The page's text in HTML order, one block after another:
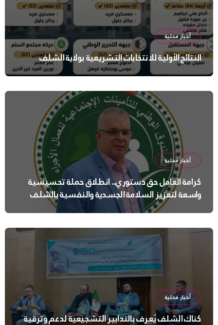
أخبار محلية
النتائج الأولية للانتخابات التشريعية بولاية الشلف
أخبار محلية
كرامة العامل حق دستوري.. انطلاق حملة تحسيسية
واسعة لتعزيز السلامة الجسدية والنفسية بالشلف
أخبار محلية
كناك الشلف يُعرف بالتدابير التشجيعية لدعم وترقية